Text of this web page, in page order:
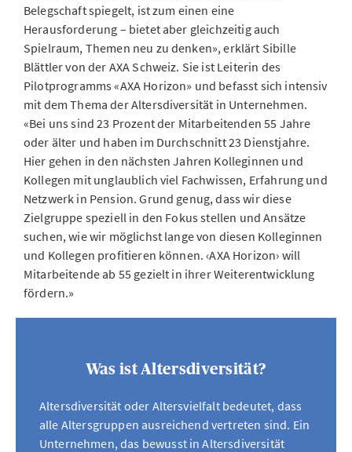
Belegschaft spiegelt, ist zum einen eine
Herausforderung – bietet aber gleichzeitig auch
Spielraum, Themen neu zu denken», erklärt Sibille
Blättler von der AXA Schweiz. Sie ist Leiterin des
Pilotprogramms «AXA Horizon» und befasst sich intensiv
mit dem Thema der Altersdiversität in Unternehmen.
«Bei uns sind 23 Prozent der Mitarbeitenden 55 Jahre
oder älter und haben im Durchschnitt 23 Dienstjahre.
Hier gehen in den nächsten Jahren Kolleginnen und
Kollegen mit unglaublich viel Fachwissen, Erfahrung und
Netzwerk in Pension. Grund genug, dass wir diese
Zielgruppe speziell in den Fokus stellen und Ansätze
suchen, wie wir möglichst lange von diesen Kolleginnen
und Kollegen profitieren können. ‹AXA Horizon› will
Mitarbeitende ab 55 gezielt in ihrer Weiterentwicklung
fördern.»
Was ist Altersdiversität?
Altersdiversität oder Altersvielfalt bedeutet, dass
alle Altersgruppen ausreichend vertreten sind. Ein
Unternehmen, das bewusst in Altersdiversität